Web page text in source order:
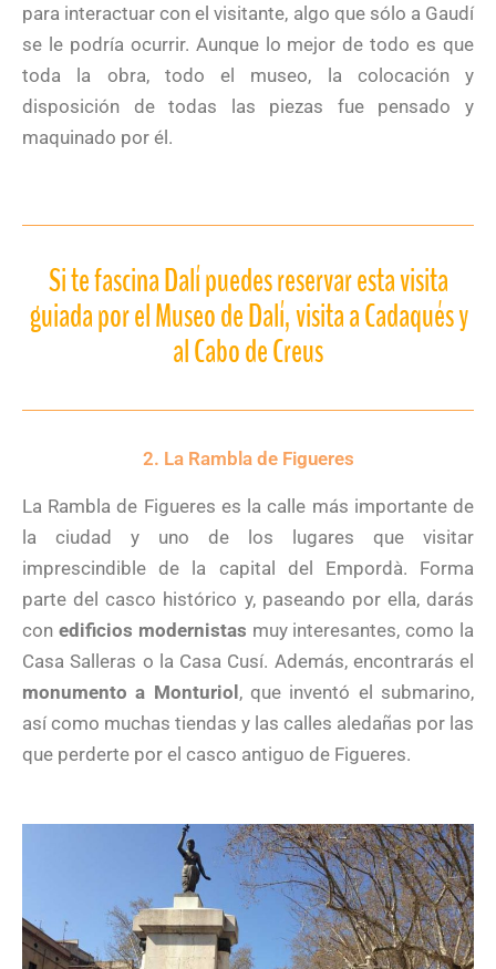
para interactuar con el visitante, algo que sólo a Gaudí
se le podría ocurrir. Aunque lo mejor de todo es que
toda la obra, todo el museo, la colocación y
disposición de todas las piezas fue pensado y
maquinado por él.
Si te fascina Dalí puedes reservar esta visita
guiada por el Museo de Dalí, visita a Cadaqués y
al Cabo de Creus
2. La Rambla de Figueres
La Rambla de Figueres es la calle más importante de
la ciudad y uno de los lugares que visitar
imprescindible de la capital del Empordà. Forma
parte del casco histórico y, paseando por ella, darás
con edificios modernistas muy interesantes, como la
Casa Salleras o la Casa Cusí. Además, encontrarás el
monumento a Monturiol, que inventó el submarino,
así como muchas tiendas y las calles aledañas por las
que perderte por el casco antiguo de Figueres.